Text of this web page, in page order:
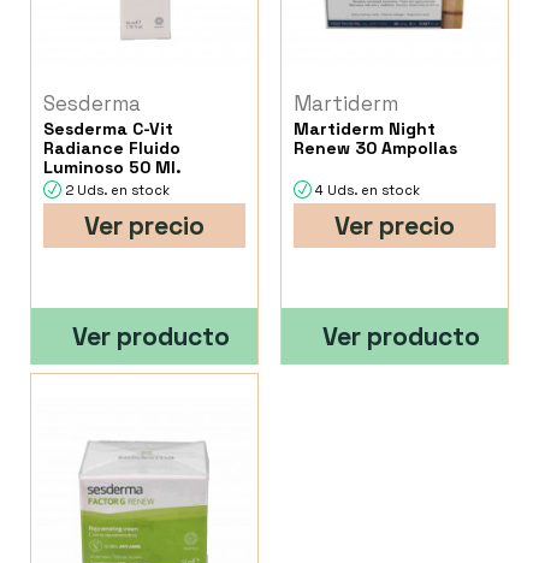
Sesderma
Sesderma C-Vit
Radiance Fluido
Luminoso 50 Ml.
2 Uds. en stock
Ver precio
Ver producto
Martiderm
Martiderm Night
Renew 30 Ampollas
4 Uds. en stock
Ver precio
Ver producto